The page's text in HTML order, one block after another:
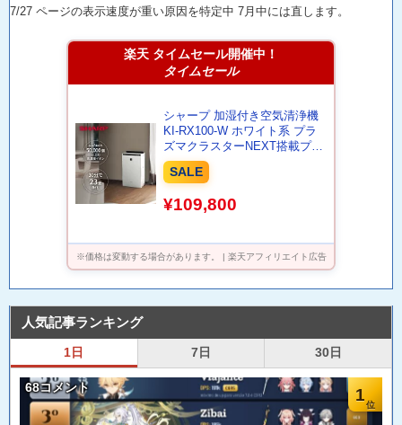
7/27 ページの表示速度が重い原因を特定中 7月中には直します。
楽天 タイムセール開催中！
タイムセール
シャープ 加湿付き空気清浄機
KI-RX100-W ホワイト系 プラ
ズマクラスターNEXT搭載プレ
ミアムモデル 空気清浄~46畳 /
加湿~28畳 KI-PX100 の後継
SALE
¥109,800
※価格は変動する場合があります。 | 楽天アフィリエイト広告
人気記事ランキング
1日 7日 30日
1
68コメント